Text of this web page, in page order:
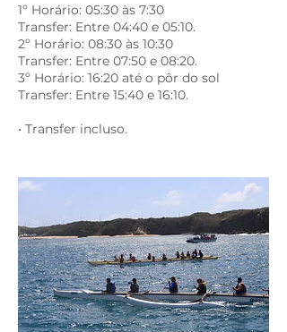
1º Horário: 05:30 às 7:30
Transfer: Entre 04:40 e 05:10.
2º Horário: 08:30 às 10:30
Transfer: Entre 07:50 e 08:20.
3º Horário: 16:20 até o pôr do sol
Transfer: Entre 15:40 e 16:10.
• Transfer incluso.